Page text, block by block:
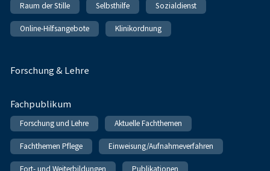
Raum der Stille Selbsthilfe Sozialdienst
Online-Hilfsangebote Klinikordnung
Forschung & Lehre
Fachpublikum
Forschung und Lehre Aktuelle Fachthemen
Fachthemen Pflege Einweisung/Aufnahmeverfahren
Fort- und Weiterbildungen Publikationen